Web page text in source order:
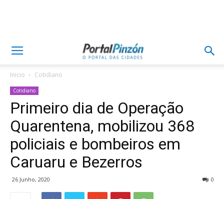
Inicio Cotidiano
Cotidiano
Primeiro dia de Operação
Quarentena, mobilizou 368
policiais e bombeiros em
Caruaru e Bezerros
26 Junho, 2020 0